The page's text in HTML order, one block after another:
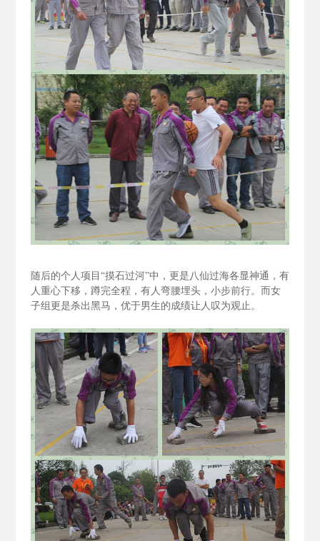
随后的个人项目“摸石过河”中，更是八仙过海各显神通，有
人重心下移，蹲完全程，有人弯腰埋头，小步前行。而女
子组更是杀出黑马，优于男生的成绩让人叹为观止。